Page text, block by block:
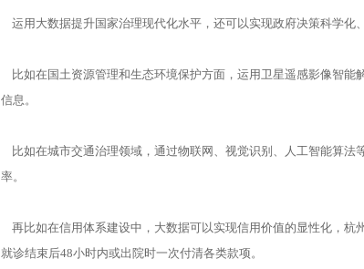
运用大数据提升国家治理现代化水平，还可以实现政府决策科学化
比如在国土资源管理和生态环境保护方面，运用卫星遥感影像智
信息。
比如在城市交通治理领域，通过物联网、视觉识别、人工智能算法
率。
再比如在信用体系建设中，大数据可以实现信用价值的显性化，杭
就诊结束后48小时内或出院时一次付清各类款项。